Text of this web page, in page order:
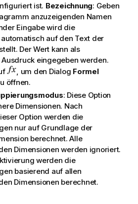
ist. Bezeichnung: Geben
anzuzeigenden Namen
Eingabe wird die
auf den Text der
Der Wert kann als
eingegeben werden.
, um den Dialog Formel
öffnen.
: Diese Option
Dimensionen. Nach
Option werden die
nur auf Grundlage der
berechnet. Alle
Dimensionen werden ignoriert.
werden die
basierend auf allen
Dimensionen berechnet.